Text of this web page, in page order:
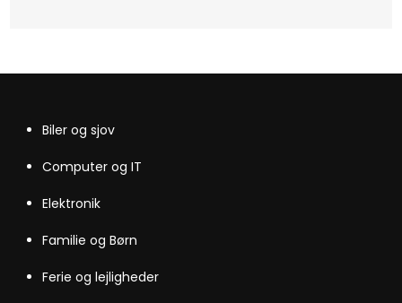
Biler og sjov
Computer og IT
Elektronik
Familie og Børn
Ferie og lejligheder